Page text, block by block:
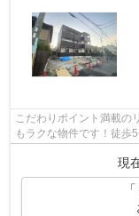
こだわりポイント満載の
もラクな物件です！徒歩
現